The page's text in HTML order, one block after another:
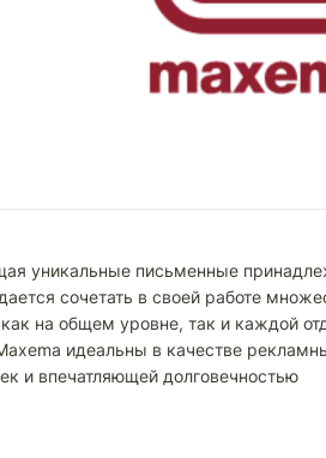
уникальные письменные
сочетать в своей работе
на общем уровне, так и каждой
идеальны в качестве
и впечатляющей долговечностью